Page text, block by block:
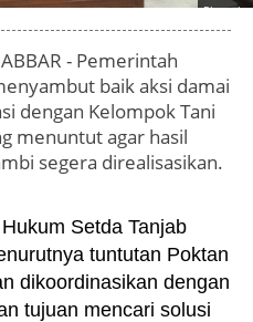
Photo by
- Pemerintah
baik aksi damai
dengan Kelompok Tani
menuntut agar hasil
segera direalisasikan.
Setda Tanjab
tuntutan Poktan
dikoordinasikan dengan
tujuan mencari solusi